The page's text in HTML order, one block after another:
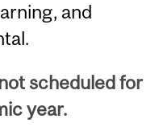
and
scheduled for
year.